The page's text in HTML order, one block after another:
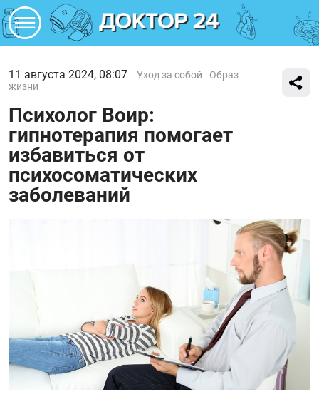
11 августа 2024, 08:07 Уход за собой
Образ
жизни
Психолог Воир:
гипнотерапия помогает
избавиться от
психосоматических
заболеваний